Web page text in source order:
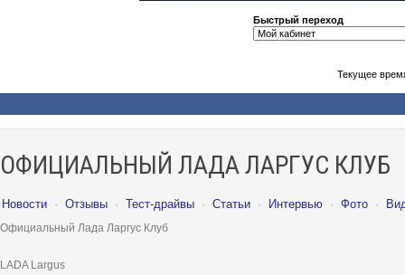
Быстрый переход
Текущее
ОФИЦИАЛЬНЫЙ ЛАДА ЛАРГУС КЛУБ
Новости · Отзывы · Тест-драйвы · Статьи · Интервью · Фото ·
Официальный Лада Ларгус Клуб
LADA Largus